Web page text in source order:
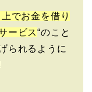
でお金を借り
ービス“のこと
られるように